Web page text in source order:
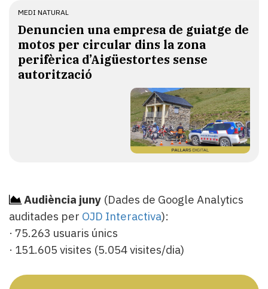
MEDI NATURAL
Denuncien una empresa de guiatge de
motos per circular dins la zona
perifèrica d’Aigüestortes sense
autorització
Audiència juny (Dades de Google Analytics
auditades per OJD Interactiva):
· 75.263 usuaris únics
· 151.605 visites (5.054 visites/dia)